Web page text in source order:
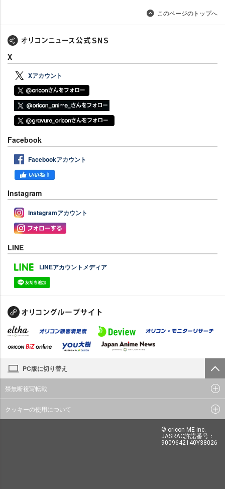
このページのトップへ
X
Xアカウント
Facebook
Facebookアカウント
Instagram
Instagramアカウント
LINE
LINEアカウントメディア
PC版に切り替え
禁無断複写転載
クッキーの使用について
© oricon ME inc.
JASRAC許諾番号：
9009642140Y38026